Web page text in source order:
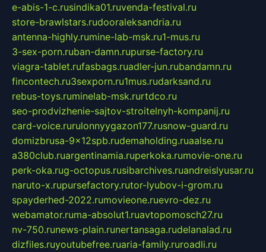
e-abis-1-c.rusindika01.ruvenda-festival.ru
store-brawlstars.rudooraleksandria.ru
antenna-highly.rumine-lab-msk.ru1-mus.ru
3-sex-porn.ruban-damn.rupurse-factory.ru
viagra-tablet.rufasbags.ruadler-jun.rubandamn.ru
fincontech.ru3sexporn.ru1mus.rudarksand.ru
rebus-toys.ruminelab-msk.rurtdco.ru
seo-prodvizhenie-sajtov-stroitelnyh-kompanij.ru
card-voice.rurulonnyygazon177.rusnow-guard.ru
domizbrusa-9x12spb.rudemaholding.ruaalse.ru
a380club.ruargentinamia.ruperkoka.rumovie-one.ru
perk-oka.rug-octopus.rusibarchives.ruandreislyusar.ru
naruto-x.rupursefactory.rutor-lyubov-i-grom.ru
spayderhed-2022.rumovieone.ruevro-dez.ru
webamator.ruma-absolut1.ruavtopomosch27.ru
nv-750.runews-plain.runertansaga.rudelanalad.ru
dizfiles.ruyoutubefree.ruaria-family.ruroadli.ru